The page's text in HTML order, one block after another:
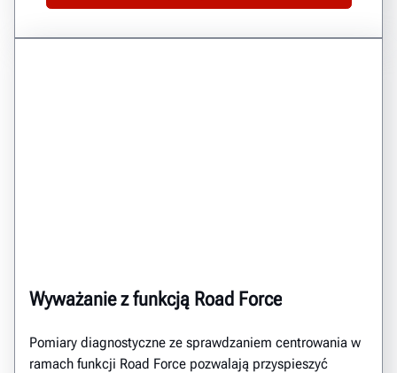
Wyważanie z funkcją Road Force
Pomiary diagnostyczne ze sprawdzaniem centrowania w
ramach funkcji Road Force pozwalają przyspieszyć